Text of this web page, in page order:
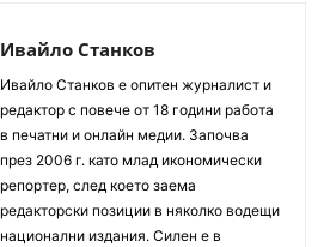
Ивайло Станков
Ивайло Станков е опитен журналист и
редактор с повече от 18 години работа
в печатни и онлайн медии. Започва
през 2006 г. като млад икономически
репортер, след което заема
редакторски позиции в няколко водещи
национални издания. Силен е в